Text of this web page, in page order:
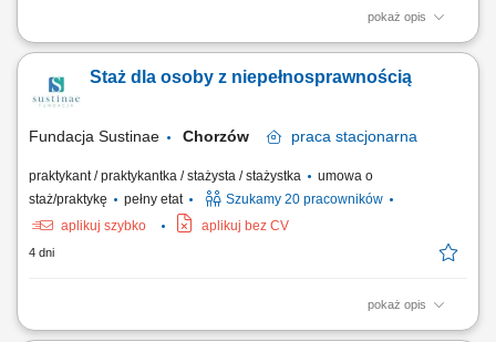
pokaż opis
Projekt „RozPracuj się ! Kompleksowy program aktywizacji zawodowej
środków Państwowego Funduszu Rehabilitacji Osób
Niepełnosprawnych. Celem uczestnictwa w programie jest zwiększenie
Staż dla osoby z niepełnosprawnością
Fundacja Sustinae Chorzów praca stacjonarna
praktykant / praktykantka / stażysta / stażystka
umowa o
staż/praktykę
pełny etat
Szukamy 20 pracowników
aplikuj szybko
aplikuj bez CV
4 dni
pokaż opis
Projekt „RozPracuj się ! Kompleksowy program aktywizacji zawodowej